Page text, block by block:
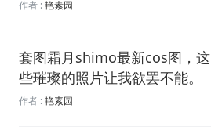
作者 :艳素园
套图霜月shimo最新cos图，这
些璀璨的照片让我欲罢不能。
作者 :艳素园